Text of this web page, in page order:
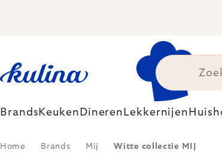
Brands Keuken Dineren Lekkernijen
Home Brands Mij Witte collectie MIJ